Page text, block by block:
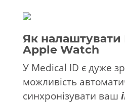
Як налаштувати
Apple Watch
У Medical ID є дуже
можливість
синхронізувати ваш